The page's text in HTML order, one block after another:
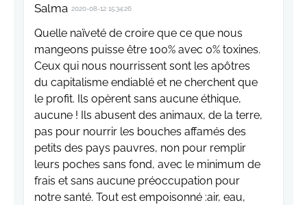
Salma 2020-08-12 15:34:26
Quelle naïveté de croire que ce que nous
mangeons puisse être 100% avec 0% toxines.
Ceux qui nous nourrissent sont les apôtres
du capitalisme endiablé et ne cherchent que
le profit. Ils opèrent sans aucune éthique,
aucune ! Ils abusent des animaux, de la terre,
pas pour nourrir les bouches affamés des
petits des pays pauvres, non pour remplir
leurs poches sans fond, avec le minimum de
frais et sans aucune préoccupation pour
notre santé. Tout est empoisonné :air, eau,